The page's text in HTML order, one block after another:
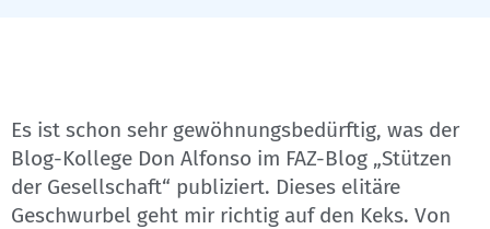
Es ist schon sehr gewöhnungsbedürftig, was der
Blog-Kollege Don Alfonso im FAZ-Blog „Stützen
der Gesellschaft“ publiziert. Dieses elitäre
Geschwurbel geht mir richtig auf den Keks. Von